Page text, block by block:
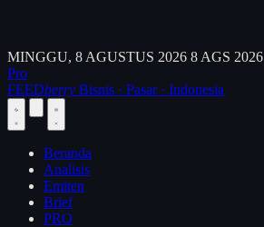
MINGGU, 8 AGUSTUS 2026 8 AGS 2026
Pro
FEEDberry Bisnis · Pasar · Indonesia
Beranda
Analisis
Emiten
Brief
PRO